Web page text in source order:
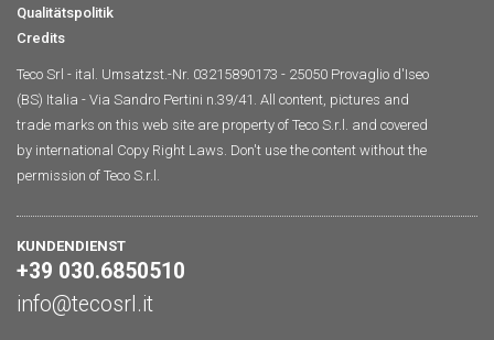
Qualitätspolitik
Credits
Teco Srl - ital. Umsatzst.-Nr. 03215890173 - 25050 Provaglio d'Iseo
(BS) Italia - Via Sandro Pertini n.39/41. All content, pictures and
trade marks on this web site are property of Teco S.r.l. and covered
by international Copy Right Laws. Don't use the content without the
permission of Teco S.r.l.
KUNDENDIENST
+39 030.6850510
info@tecosrl.it